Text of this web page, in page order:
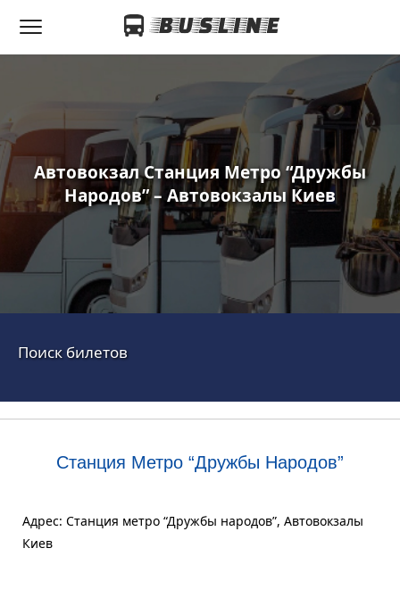
Автовокзал Станция Метро “Дружбы
Народов” – Автовокзалы Киев
Поиск билетов
Станция Метро “Дружбы Народов”
Адрес: Станция метро “Дружбы народов”, Автовокзалы
Киев